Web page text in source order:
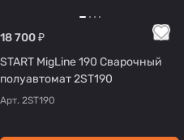
18 700 ₽
START MigLine 190 Сварочный
полуавтомат 2ST190
Арт. 2ST190